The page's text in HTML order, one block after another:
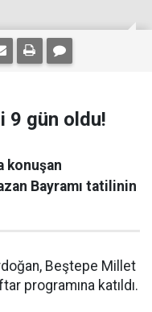
9 gün oldu!
konuşan
Bayramı tatilinin
Beştepe Millet
programına katıldı.